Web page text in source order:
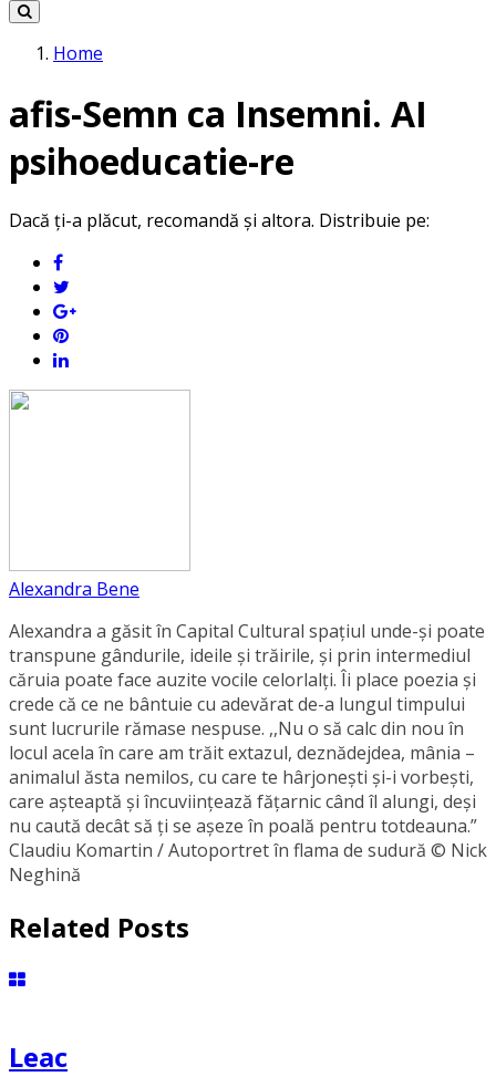
Home
afis-Semn ca Insemni. AI
psihoeducatie-re
Dacă ți-a plăcut, recomandă și altora. Distribuie pe:
Alexandra Bene
Alexandra a găsit în Capital Cultural spațiul unde-și poate
transpune gândurile, ideile și trăirile, și prin intermediul
căruia poate face auzite vocile celorlalți. Îi place poezia și
crede că ce ne bântuie cu adevărat de-a lungul timpului
sunt lucrurile rămase nespuse. ,,Nu o să calc din nou în
locul acela în care am trăit extazul, deznădejdea, mânia –
animalul ăsta nemilos, cu care te hârjonești și-i vorbești,
care așteaptă și încuviințează fățarnic când îl alungi, deși
nu caută decât să ți se așeze în poală pentru totdeauna.”
Claudiu Komartin / Autoportret în flama de sudură © Nick
Neghină
Related Posts
Leac